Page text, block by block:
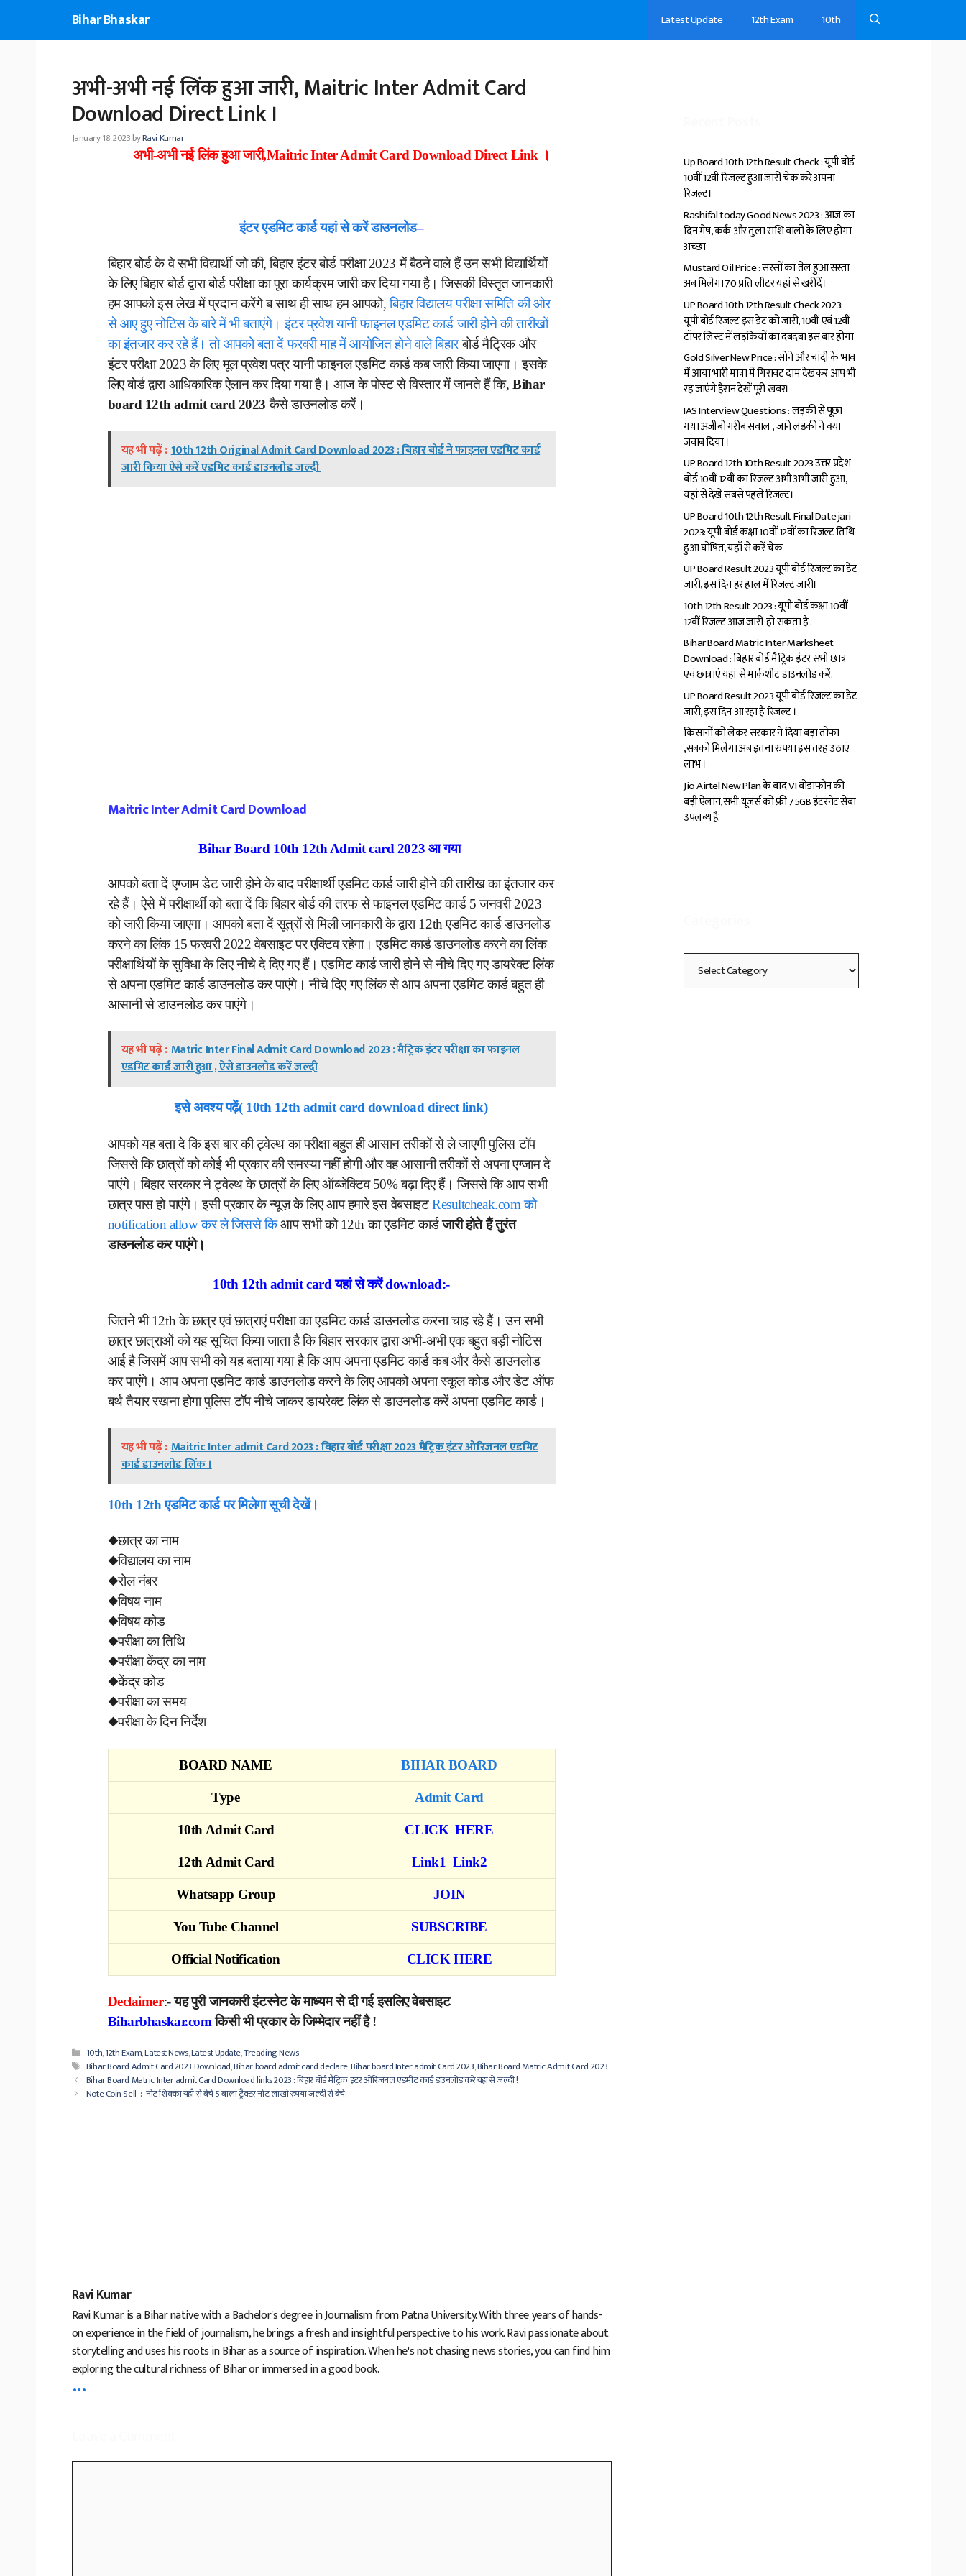
content
Bihar Bhaskar Latest Update 12th Exam 10th
अभी-अभी नई लिंक हुआ जारी, Maitric Inter Admit Card
Download Direct Link ।
January 18, 2023byRavi Kumar
अभी-अभी नई लिंक हुआ जारी,Maitric Inter Admit Card Download Direct Link ।
इंटर एडमिट कार्ड यहां से करें डाउनलोड–
बिहार बोर्ड के वे सभी विद्यार्थी जो की, बिहार इंटर बोर्ड परीक्षा 2023 में बैठने वाले हैं उन सभी विद्यार्थियों
के लिए बिहार बोर्ड द्वारा बोर्ड परीक्षा का पूरा कार्यक्रम जारी कर दिया गया है। जिसकी विस्तृत जानकारी
हम आपको इस लेख में प्रदान करेंगे ब साथ ही साथ हम आपको,बिहार विद्यालय परीक्षा समिति की ओर
से आए हुए नोटिस के बारे में भी बताएंगे। इंटर प्रवेश यानी फाइनल एडमिट कार्ड जारी होने की तारीखों
का इंतजार कर रहे हैं। तो आपको बता दें फरवरी माह में आयोजित होने वाले बिहारबोर्ड मैट्रिक और
इंटर परीक्षा 2023 के लिए मूल प्रवेश पत्र यानी फाइनल एडमिट कार्ड कब जारी किया जाएगा। इसके
लिए बोर्ड द्वारा आधिकारिक ऐलान कर दिया गया है। आज के पोस्ट से विस्तार में जानते हैं कि, Bihar
board 12th admit card 2023 कैसे डाउनलोड करें।
यह भी पढ़ें :10th 12th Original Admit Card Download 2023 : बिहार बोर्ड ने फाइनल एडमिट कार्ड
जारी किया ऐसे करें एडमिट कार्ड डाउनलोड जल्दी
Maitric Inter Admit Card Download
Bihar Board 10th 12th Admit card 2023 आ गया
आपको बता दें एग्जाम डेट जारी होने के बाद परीक्षार्थी एडमिट कार्ड जारी होने की तारीख का इंतजार कर
रहे हैं। ऐसे में परीक्षार्थी को बता दें कि बिहार बोर्ड की तरफ से फाइनल एडमिट कार्ड 5 जनवरी 2023
को जारी किया जाएगा। आपको बता दें सूत्रों से मिली जानकारी के द्वारा 12th एडमिट कार्ड डाउनलोड
करने का लिंक 15 फरवरी 2022 वेबसाइट पर एक्टिव रहेगा। एडमिट कार्ड डाउनलोड करने का लिंक
परीक्षार्थियों के सुविधा के लिए नीचे दे दिए गए हैं। एडमिट कार्ड जारी होने से नीचे दिए गए डायरेक्ट लिंक
से अपना एडमिट कार्ड डाउनलोड कर पाएंगे। नीचे दिए गए लिंक से आप अपना एडमिट कार्ड बहुत ही
आसानी से डाउनलोड कर पाएंगे।
यह भी पढ़ें :Matric Inter Final Admit Card Download 2023 : मैट्रिक इंटर परीक्षा का फाइनल
एडमिट कार्ड जारी हुआ , ऐसे डाउनलोड करें जल्दी
इसे अवश्य पढ़ें( 10th 12th admit card download direct link)
आपको यह बता दे कि इस बार की ट्वेल्थ का परीक्षा बहुत ही आसान तरीकों से ले जाएगी पुलिस टॉप
जिससे कि छात्रों को कोई भी प्रकार की समस्या नहीं होगी और वह आसानी तरीकों से अपना एग्जाम दे
पाएंगे। बिहार सरकार ने ट्वेल्थ के छात्रों के लिए ऑब्जेक्टिव 50% बढ़ा दिए हैं। जिससे कि आप सभी
छात्र पास हो पाएंगे। इसी प्रकार के न्यूज़ के लिए आप हमारे इस वेबसाइटResultcheak.com को
notification allow कर ले जिससे किआप सभी को 12th का एडमिट कार्डजारी होते हैं तुरंत
डाउनलोड कर पाएंगे।
10th 12th admitcardयहां से करें download:-
जितने भी 12th के छात्र एवं छात्राएं परीक्षा का एडमिट कार्ड डाउनलोड करना चाह रहे हैं। उन सभी
छात्र छात्राओं को यह सूचित किया जाता है कि बिहार सरकार द्वारा अभी-अभी एक बहुत बड़ी नोटिस
आई है जिसमें आप सभी को यह बताया गया है कि आप अपना एडमिट कार्ड कब और कैसे डाउनलोड
कर पाएंगे। आप अपना एडमिट कार्ड डाउनलोड करने के लिए आपको अपना स्कूल कोड और डेट ऑफ
बर्थ तैयार रखना होगा पुलिस टॉप नीचे जाकर डायरेक्ट लिंक से डाउनलोड करें अपना एडमिट कार्ड।
यह भी पढ़ें :Maitric Inter admit Card 2023 : बिहार बोर्ड परीक्षा 2023 मैट्रिक इंटर ओरिजनल एडमिट
कार्ड डाउनलोड लिंक ।
10th 12th एडमिट कार्ड पर मिलेगा सूची देखें।
◆छात्र का नाम
◆विद्यालय का नाम
◆रोल नंबर
◆विषय नाम
◆विषय कोड
◆परीक्षा का तिथि
◆परीक्षा केंद्र का नाम
◆केंद्र कोड
◆परीक्षा का समय
◆परीक्षा के दिन निर्देश
BOARD NAME BIHAR BOARD
Type Admit Card
10th Admit Card CLICK HERE
12th Admit Card Link1 Link2
Whatsapp Group JOIN
You Tube Channel SUBSCRIBE
Official Notification CLICK HERE
Declaimer:-यह पुरी जानकारी इंटरनेट के माध्यम से दी गई इसलिए वेबसाइट
Biharbhaskar.comकिसी भी प्रकार के जिम्मेदार नहीं है !
Categories
10th,12th Exam,Latest News,Latest Update,Treading News
Tags
Bihar Board Admit Card 2023 Download,Bihar board admit card declare,Bihar board Inter admit Card 2023,Bihar Board Matric Admit Card 2023
Bihar Board Matric Inter admit Card Download links 2023 : बिहार बोर्ड मैट्रिक इंटर ओरिजनल एडमीट कार्ड डाउनलोड करें यहां से जल्दी !
Note Coin Sell : नोट शिक्का यहाँ से बेचे 5 बाला ट्रैक्टर नोट लाखो रुपया जल्दी से बेचे.
Ravi Kumar
Ravi Kumar is a Bihar native with a Bachelor's degree in Journalism from Patna University. With three years of hands-
on experience in the field of journalism, he brings a fresh and insightful perspective to his work. Ravi passionate about
storytelling and uses his roots in Bihar as a source of inspiration. When he's not chasing news stories, you can find him
exploring the cultural richness of Bihar or immersed in a good book.
...
Comment
Up Board 10th 12th Result Check : यूपी बोर्ड
10वीं 12वीं रिजल्ट हुआ जारी चेक करें अपना
रिजल्ट।
Rashifal today Good News 2023 : आज का
दिन मेष, कर्क और तुला राशि वालों के लिए होगा
अच्छा
Mustard Oil Price : सरसों का तेल हुआ सस्ता
अब मिलेगा ₹70 प्रति लीटर यहां से खरीदें।
UP Board 10th 12th Result Check 2023:
यूपी बोर्ड रिजल्ट इस डेट को जारी, 10वीं एवं 12वीं
टॉपर लिस्ट में लड़कियों का दबदबा इस बार होगा
Gold Silver New Price : सोने और चांदी के भाव
में आया भारी मात्रा में गिरावट दाम देखकर आप भी
रह जाएंगे हैरान देखें पूरी खबर।
IAS Interview Questions : लड़की से पूछा
गया अजीबो गरीब सवाल , जाने लड़की ने क्या
जवाब दिया ।
UP Board 12th 10th Result 2023 उत्तर प्रदेश
बोर्ड 10वीं 12वीं का रिजल्ट अभी अभी जारी हुआ,
यहां से देखें सबसे पहले रिजल्ट।
UP Board 10th 12th Result Final Date jari
2023: यूपी बोर्ड कक्षा 10वीं 12वीं का रिजल्ट तिथि
हुआ घोषित, यहाँ से करें चेक
UP Board Result 2023 यूपी बोर्ड रिजल्ट का डेट
जारी, इस दिन हर हाल में रिजल्ट जारी।
10th 12th Result 2023 : यूपी बोर्ड कक्षा 10वीं
12वीं रिजल्ट आज जारी हो सकता है .
Bihar Board Matric Inter Marksheet
Download : बिहार बोर्ड मैट्रिक इंटर सभी छात्र
एवं छात्राएं यहां से मार्कशीट डाउनलोड करें.
UP Board Result 2023 यूपी बोर्ड रिजल्ट का डेट
जारी, इस दिन आ रहा है रिजल्ट ।
किसानों को लेकर सरकार ने दिया बड़ा तोफा
,सबको मिलेगा अब इतना रुपया इस तरह उठाएं
लाभ ।
Jio Airtel New Plan के बाद VI वोडाफोन की
बड़ी ऐलान,सभी यूजर्स को फ्री 75GB इंटरनेट सेबा
उपलब्ध है.
Categories